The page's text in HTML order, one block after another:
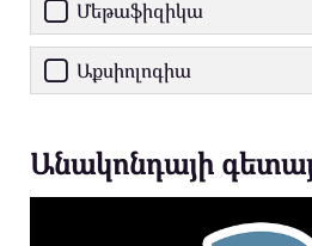
Մեթաֆիզիկա
Աքսիոլոգիա
Անակոնդայի